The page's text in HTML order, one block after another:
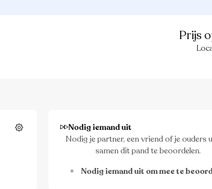
Prijs
Instellingen Nodig iemand uit
Nodig je partner, een vriend of je ouders
samen dit pand te beoordelen.
Nodig iemand uit om mee te